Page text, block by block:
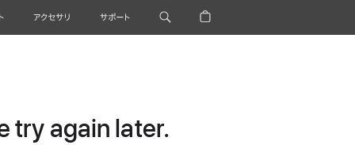
アクセサリ サポート
try again later.